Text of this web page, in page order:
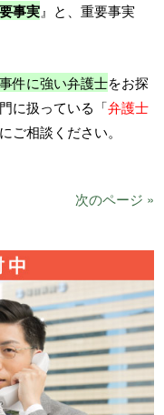
事実』と、重要事実
件に強い弁護士をお探
に扱っている「弁護士
ご相談ください。
次のページ »